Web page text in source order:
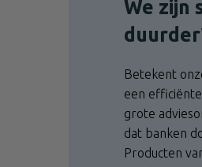
We zijn
Betekent
een
grote
dat banken
Producten